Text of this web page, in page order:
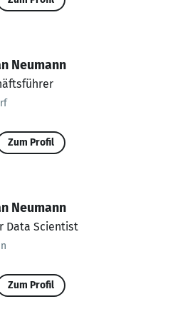
Neumann
Zum Profil
Neumann
Data Scientist
Zum Profil